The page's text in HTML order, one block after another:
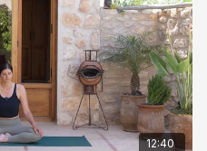
12:40